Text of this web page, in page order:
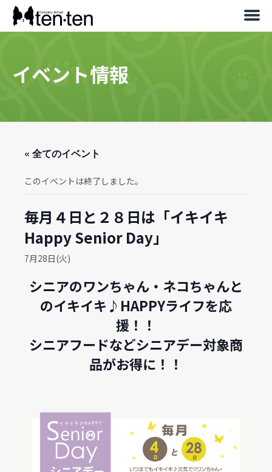
イベント情報
« 全てのイベント
このイベントは終了しました。
毎月４日と２８日は「イキイキ
Happy Senior Day」
7月28日(火)
シニアのワンちゃん・ネコちゃんと
のイキイキ♪HAPPYライフを応
援！！
シニアフードなどシニアデー対象商
品がお得に！！